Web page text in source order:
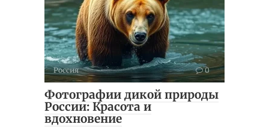
Россия 0
Фотографии дикой природы
России: Красота и
вдохновение